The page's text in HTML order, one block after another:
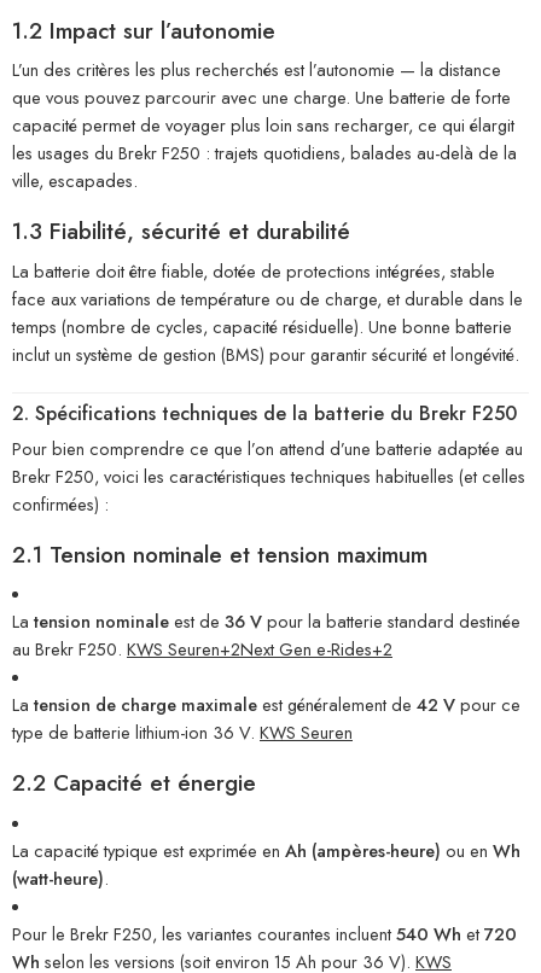
1.2 Impact sur l’autonomie
L’un des critères les plus recherchés est l’autonomie — la distance
que vous pouvez parcourir avec une charge. Une batterie de forte
capacité permet de voyager plus loin sans recharger, ce qui élargit
les usages du Brekr F250 : trajets quotidiens, balades au-delà de la
ville, escapades.
1.3 Fiabilité, sécurité et durabilité
La batterie doit être fiable, dotée de protections intégrées, stable
face aux variations de température ou de charge, et durable dans le
temps (nombre de cycles, capacité résiduelle). Une bonne batterie
inclut un système de gestion (BMS) pour garantir sécurité et longévité.
2. Spécifications techniques de la batterie du Brekr F250
Pour bien comprendre ce que l’on attend d’une batterie adaptée au
Brekr F250, voici les caractéristiques techniques habituelles (et celles
confirmées) :
2.1 Tension nominale et tension maximum
La tension nominaleest de 36 Vpour la batterie standard destinée
au Brekr F250. KWS Seuren+2Next Gen e-Rides+2
La tension de charge maximaleest généralement de 42 Vpour ce
type de batterie lithium-ion 36 V. KWS Seuren
2.2 Capacité et énergie
La capacité typique est exprimée en Ah (ampères-heure) ou en Wh
(watt-heure).
Pour le Brekr F250, les variantes courantes incluent540 Wh et720
Wh selon les versions (soit environ 15 Ah pour 36 V). KWS